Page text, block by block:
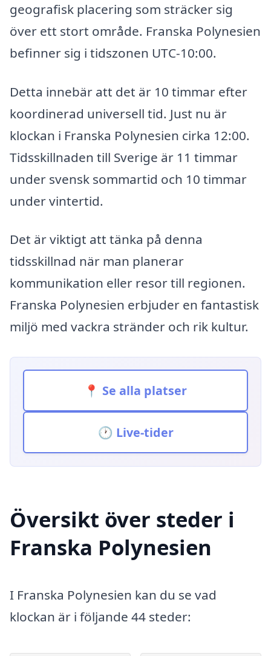
geografisk placering som sträcker sig
över ett stort område. Franska Polynesien
befinner sig i tidszonen UTC-10:00.
Detta innebär att det är 10 timmar efter
koordinerad universell tid. Just nu är
klockan i Franska Polynesien cirka 12:00.
Tidsskillnaden till Sverige är 11 timmar
under svensk sommartid och 10 timmar
under vintertid.
Det är viktigt att tänka på denna
tidsskillnad när man planerar
kommunikation eller resor till regionen.
Franska Polynesien erbjuder en fantastisk
miljö med vackra stränder och rik kultur.
📍 Se alla platser
🕐 Live-tider
Översikt över steder i
Franska Polynesien
I Franska Polynesien kan du se vad
klockan är i följande 44 steder: